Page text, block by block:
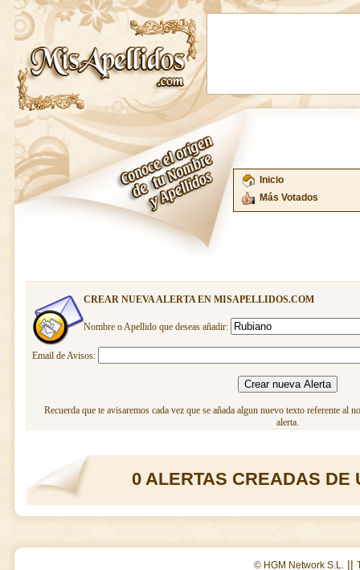
Inicio
Más Votados
CREAR NUEVA ALERTA EN MISAPELLIDOS.COM
Nombre o Apellido que deseas añadir:
Email de Avisos:
Recuerda que te avisaremos cada vez que se añada algun nuevo texto referente al
alerta.
0 ALERTAS CREADAS DE
© HGM Network S.L. ||